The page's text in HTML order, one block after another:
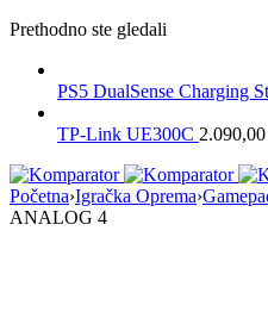
Prethodno ste gledali
PS5 DualSense Charging
TP-Link UE300C 2.090,00
Početna›Igračka Oprema›
ANALOG 4